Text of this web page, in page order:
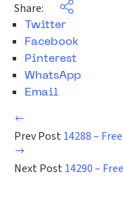
Share:
Twitter
Facebook
Pinterest
WhatsApp
Email
Prev Post 14288 –
Next Post 14290 –